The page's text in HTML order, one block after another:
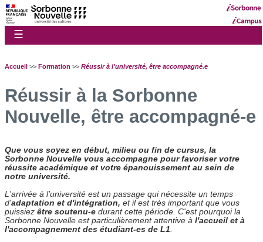
☰
Accueil >> Formation >> Réussir à l'université, être accompagné.e
Réussir à la Sorbonne
Nouvelle, être accompagné-e
Que vous soyez en début, milieu ou fin de cursus, la
Sorbonne Nouvelle vous accompagne pour favoriser votre
réussite académique et votre épanouissement au sein de
notre université.
L'arrivée à l'université est un passage qui nécessite un temps
d'adaptation et d'intégration, et il est très important que vous
puissiez être soutenu-e durant cette période. C'est pourquoi la
Sorbonne Nouvelle est particulièrement attentive à l'accueil et à
l'accompagnement des étudiant-es de L1.